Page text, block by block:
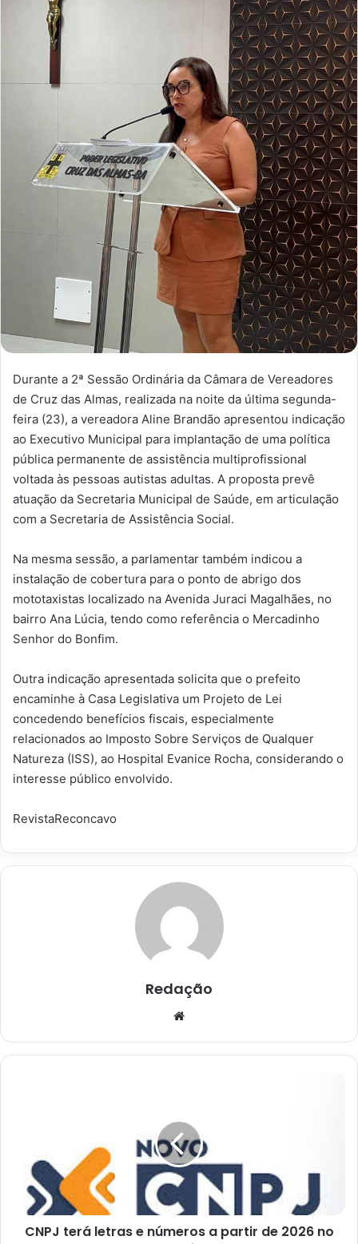
Durante a 2ª Sessão Ordinária da Câmara de Vereadores
de Cruz das Almas, realizada na noite da última segunda-
feira (23), a vereadora Aline Brandão apresentou indicação
ao Executivo Municipal para implantação de uma política
pública permanente de assistência multiprofissional
voltada às pessoas autistas adultas. A proposta prevê
atuação da Secretaria Municipal de Saúde, em articulação
com a Secretaria de Assistência Social.
Na mesma sessão, a parlamentar também indicou a
instalação de cobertura para o ponto de abrigo dos
mototaxistas localizado na Avenida Juraci Magalhães, no
bairro Ana Lúcia, tendo como referência o Mercadinho
Senhor do Bonfim.
Outra indicação apresentada solicita que o prefeito
encaminhe à Casa Legislativa um Projeto de Lei
concedendo benefícios fiscais, especialmente
relacionados ao Imposto Sobre Serviços de Qualquer
Natureza (ISS), ao Hospital Evanice Rocha, considerando o
interesse público envolvido.
RevistaReconcavo
Redação
partir
2026
CNPJ terá letras e números a partir de 2026 no